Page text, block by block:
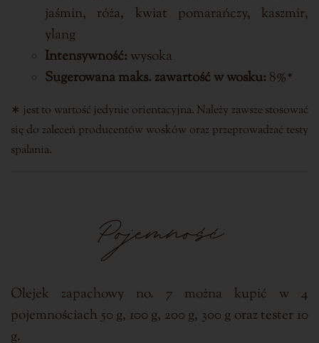
jaśmin, róża, kwiat pomarańczy, kaszmir,
ylang
Intensywność: wysoka
Sugerowana maks. zawartość w wosku: 8%*
∗ jest to wartość jedynie orientacyjna. Należy zawsze stosować
się do zaleceń producentów wosków oraz przeprowadzać testy
spalania.
Pojemność
Olejek zapachowy no. 7 można kupić w 4
pojemnościach 50 g, 100 g, 200 g, 300 g oraz tester 10
g.